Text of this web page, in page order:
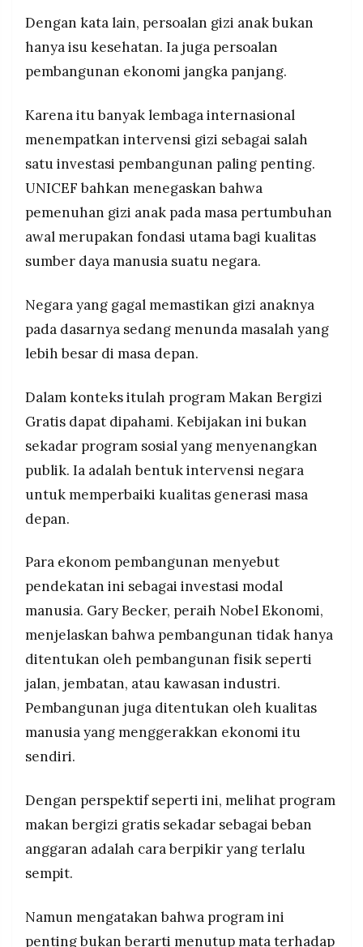
Dengan kata lain, persoalan gizi anak bukan
hanya isu kesehatan. Ia juga persoalan
pembangunan ekonomi jangka panjang.
Karena itu banyak lembaga internasional
menempatkan intervensi gizi sebagai salah
satu investasi pembangunan paling penting.
UNICEF bahkan menegaskan bahwa
pemenuhan gizi anak pada masa pertumbuhan
awal merupakan fondasi utama bagi kualitas
sumber daya manusia suatu negara.
Negara yang gagal memastikan gizi anaknya
pada dasarnya sedang menunda masalah yang
lebih besar di masa depan.
Dalam konteks itulah program Makan Bergizi
Gratis dapat dipahami. Kebijakan ini bukan
sekadar program sosial yang menyenangkan
publik. Ia adalah bentuk intervensi negara
untuk memperbaiki kualitas generasi masa
depan.
Para ekonom pembangunan menyebut
pendekatan ini sebagai investasi modal
manusia. Gary Becker, peraih Nobel Ekonomi,
menjelaskan bahwa pembangunan tidak hanya
ditentukan oleh pembangunan fisik seperti
jalan, jembatan, atau kawasan industri.
Pembangunan juga ditentukan oleh kualitas
manusia yang menggerakkan ekonomi itu
sendiri.
Dengan perspektif seperti ini, melihat program
makan bergizi gratis sekadar sebagai beban
anggaran adalah cara berpikir yang terlalu
sempit.
Namun mengatakan bahwa program ini
penting bukan berarti menutup mata terhadap